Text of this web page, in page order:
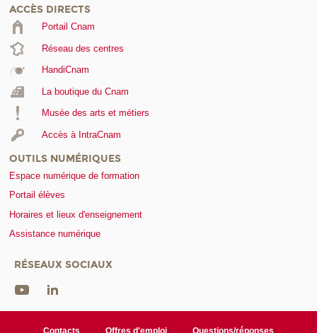
ACCÈS DIRECTS
Portail Cnam
Réseau des centres
HandiCnam
La boutique du Cnam
Musée des arts et métiers
Accès à IntraCnam
OUTILS NUMÉRIQUES
Espace numérique de formation
Portail élèves
Horaires et lieux d'enseignement
Assistance numérique
RÉSEAUX SOCIAUX
Contacts Offres d'emploi Questions/réponses